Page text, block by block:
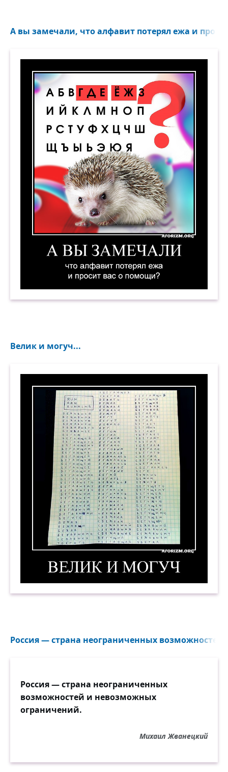
А вы замечали, что алфавит потерял ежа и
Велик и могуч...
Россия — страна неограниченных
Россия — страна неограниченных
возможностей и невозможных
ограничений.
Михаил Жванецкий